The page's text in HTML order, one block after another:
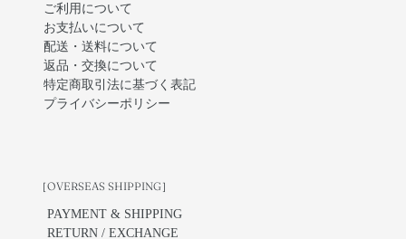
ご利用について
お支払いについて
配送・送料について
返品・交換について
特定商取引法に基づく表記
プライバシーポリシー
［OVERSEAS SHIPPING］
PAYMENT & SHIPPING
RETURN / EXCHANGE